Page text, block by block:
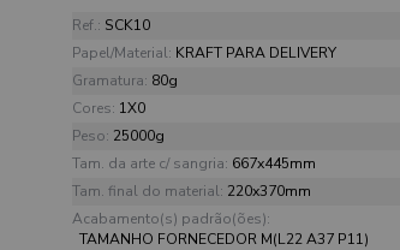
Ref.: SCK10
Papel/Material: KRAFT PARA DELIVERY
Gramatura: 80g
Cores: 1X0
Peso: 25000g
Tam. da arte c/ sangria: 667x445mm
Tam. final do material: 220x370mm
Acabamento(s) padrão(ões):
TAMANHO FORNECEDOR M(L22 A37 P11)